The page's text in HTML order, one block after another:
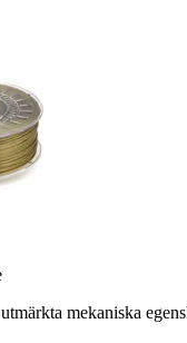
mekaniska